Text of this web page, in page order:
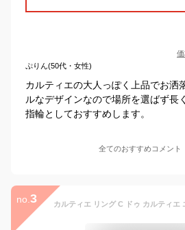
ぷりん(50代・女性)
カルティエの大人っぽく上品でお洒
ルなデザインなので場所を選ばず長
指輪としておすすめします。
全てのおすすめコメント
no. 3